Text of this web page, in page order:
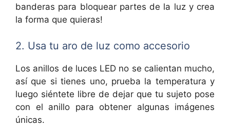
banderas para bloquear partes de la luz y crea
la forma que quieras!
2. Usa tu aro de luz como accesorio
Los anillos de luces LED no se calientan mucho,
así que si tienes uno, prueba la temperatura y
luego siéntete libre de dejar que tu sujeto pose
con el anillo para obtener algunas imágenes
únicas.